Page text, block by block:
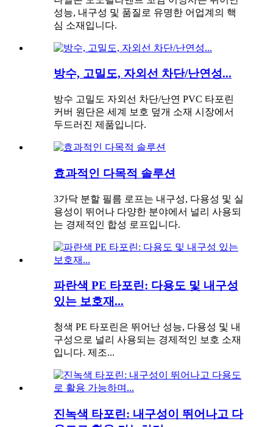
성능, 내구성 및 품질로 유명한 어업계의 핵
심 소재입니다.
방수, 고밀도, 자외선 차단/난연성...
방수 고밀도 자외선 차단/난연 PVC 타포린
커버 원단은 세계 보호 덮개 소재 시장에서
두드러진 제품입니다.
효과적인 다목적 솔루션
3가닥 분할 필름 로프는 내구성, 다용성 및 실
용성이 뛰어나 다양한 분야에서 널리 사용되
는 경제적인 합성 로프입니다.
파란색 PE 타포린: 다용도 및 내구성
있는 보호재...
청색 PE 타포린은 뛰어난 성능, 다용성 및 내
구성으로 널리 사용되는 경제적인 보호 소재
입니다. 제조...
진녹색 타포린: 내구성이 뛰어나고 다